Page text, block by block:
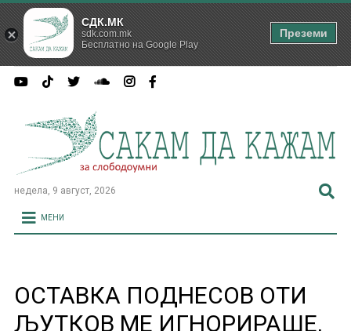
недела, 9 август, 2026
МЕНИ
ОСТАВКА ПОДНЕСОВ ОТИ
ЉУТКОВ МЕ ИГНОРИРАШЕ,
СДК.МК
sdk.com.mk
Бесплатно на Google Play
Преземи